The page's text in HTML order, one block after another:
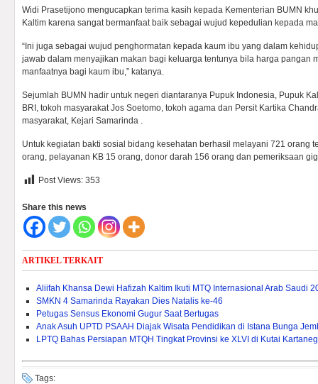
Widi Prasetijono mengucapkan terima kasih kepada Kementerian BUMN
Kaltim karena sangat bermanfaat baik sebagai wujud kepedulian kepada
“Ini juga sebagai wujud penghormatan kepada kaum ibu yang dalam
jawab dalam menyajikan makan bagi keluarga tentunya bila harga pangan
manfaatnya bagi kaum ibu,” katanya.
Sejumlah BUMN hadir untuk negeri diantaranya Pupuk Indonesia, Pupuk
BRI, tokoh masyarakat Jos Soetomo, tokoh agama dan Persit Kartika
masyarakat, Kejari Samarinda .
Untuk kegiatan bakti sosial bidang kesehatan berhasil melayani 721 orang
orang, pelayanan KB 15 orang, donor darah 156 orang dan pemeriksaan
Post Views: 353
Share this news
ARTIKEL TERKAIT
Aliifah Khansa Dewi Hafizah Kaltim Ikuti MTQ Internasional Arab Saudi
SMKN 4 Samarinda Rayakan Dies Natalis ke-46
Petugas Sensus Ekonomi Gugur Saat Bertugas
Anak Asuh UPTD PSAAH Diajak Wisata Pendidikan di Istana Bunga
LPTQ Bahas Persiapan MTQH Tingkat Provinsi ke XLVI di Kutai
Tags: